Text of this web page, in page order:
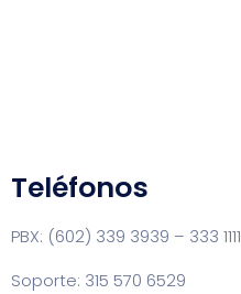
Teléfonos
PBX: (602) 339 3939 – 333 1111
Soporte: 315 570 6529